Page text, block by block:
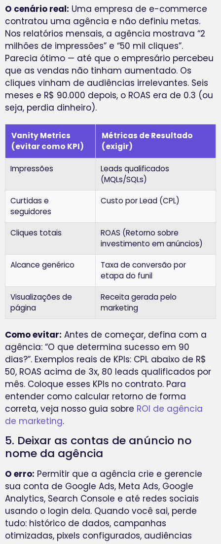
O cenário real: Uma empresa de e-commerce
contratou uma agência e não definiu metas.
Nos relatórios mensais, a agência mostrava “2
milhões de impressões” e “50 mil cliques”.
Parecia ótimo — até que o empresário percebeu
que as vendas não tinham aumentado. Os
cliques vinham de audiências irrelevantes. Seis
meses e R$ 90.000 depois, o ROAS era de 0.3 (ou
seja, perdia dinheiro).
Vanity Metrics
(evitar como KPI)
Métricas de Resultado
(exigir)
Impressões
Leads qualificados
(MQLs/SQLs)
Curtidas e
seguidores
Custo por Lead (CPL)
Cliques totais
ROAS (Retorno sobre
investimento em anúncios)
Alcance genérico
Taxa de conversão por
etapa do funil
Visualizações de
página
Receita gerada pelo
marketing
Como evitar: Antes de começar, defina com a
agência: “O que determina sucesso em 90
dias?”. Exemplos reais de KPIs: CPL abaixo de R$
50, ROAS acima de 3x, 80 leads qualificados por
mês. Coloque esses KPIs no contrato. Para
entender como calcular retorno de forma
correta, veja nosso guia sobre ROI de agência
de marketing.
5. Deixar as contas de anúncio no
nome da agência
O erro: Permitir que a agência crie e gerencie
sua conta de Google Ads, Meta Ads, Google
Analytics, Search Console e até redes sociais
usando o login dela. Quando você sai, perde
tudo: histórico de dados, campanhas
otimizadas, pixels configurados, audiências